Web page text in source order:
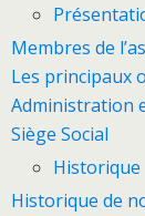
Membres de
Les principaux
Administration
Siège Social
Historique
Historique de